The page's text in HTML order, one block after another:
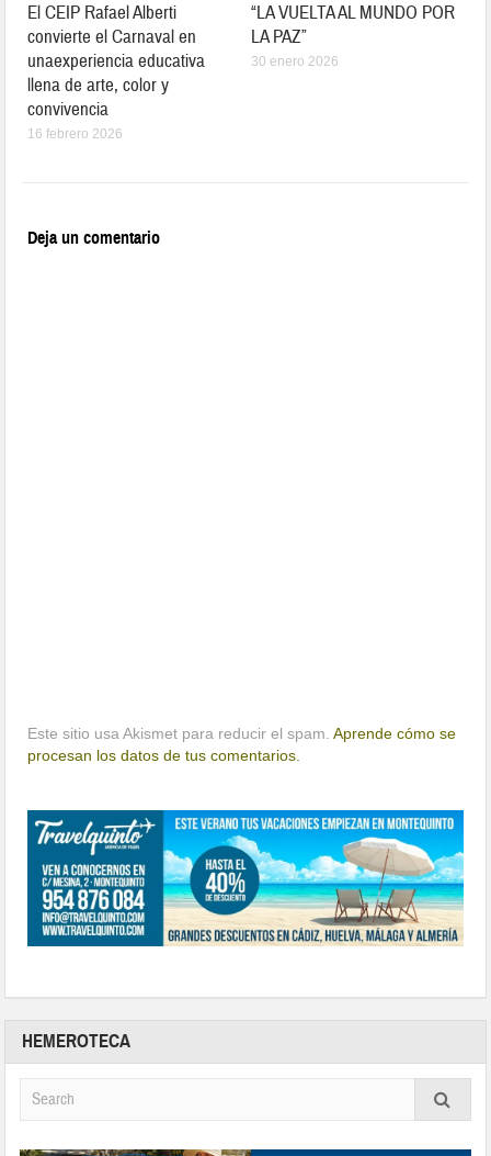
El CEIP Rafael Alberti
convierte el Carnaval en
unaexperiencia educativa
llena de arte, color y
convivencia
16 febrero 2026
“LA VUELTA AL MUNDO POR
LA PAZ”
30 enero 2026
Deja un comentario
Este sitio usa Akismet para reducir el spam.Aprende cómo se
procesan los datos de tus comentarios.
HEMEROTECA